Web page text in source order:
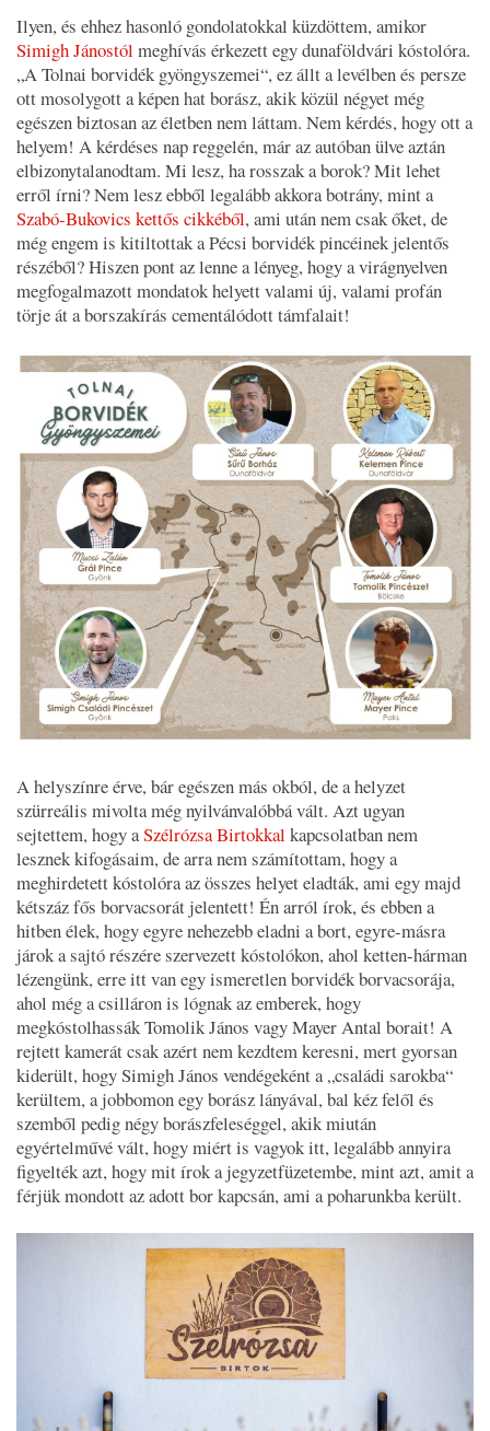
Ilyen, és ehhez hasonló gondolatokkal küzdöttem, amikor
Simigh Jánostól meghívás érkezett egy dunaföldvári kóstolóra.
„A Tolnai borvidék gyöngyszemei“, ez állt a levélben és persze
ott mosolygott a képen hat borász, akik közül négyet még
egészen biztosan az életben nem láttam. Nem kérdés, hogy ott a
helyem! A kérdéses nap reggelén, már az autóban ülve aztán
elbizonytalanodtam. Mi lesz, ha rosszak a borok? Mit lehet
erről írni? Nem lesz ebből legalább akkora botrány, mint a
Szabó-Bukovics kettős cikkéből, ami után nem csak őket, de
még engem is kitiltottak a Pécsi borvidék pincéinek jelentős
részéből? Hiszen pont az lenne a lényeg, hogy a virágnyelven
megfogalmazott mondatok helyett valami új, valami profán
törje át a borszakírás cementálódott támfalait!
A helyszínre érve, bár egészen más okból, de a helyzet
szürreális mivolta még nyilvánvalóbbá vált. Azt ugyan
sejtettem, hogy aSzélrózsa Birtokkal kapcsolatban nem
lesznek kifogásaim, de arra nem számítottam, hogy a
meghirdetett kóstolóra az összes helyet eladták, ami egy majd
kétszáz fős borvacsorát jelentett! Én arról írok, és ebben a
hitben élek, hogy egyre nehezebb eladni a bort, egyre-másra
járok a sajtó részére szervezett kóstolókon, ahol ketten-hárman
lézengünk, erre itt van egy ismeretlen borvidék borvacsorája,
ahol még a csilláron is lógnak az emberek, hogy
megkóstolhassák Tomolik János vagy Mayer Antal borait! A
rejtett kamerát csak azért nem kezdtem keresni, mert gyorsan
kiderült, hogy Simigh János vendégeként a „családi sarokba“
kerültem, a jobbomon egy borász lányával, bal kéz felől és
szemből pedig négy borászfeleséggel, akik miután
egyértelművé vált, hogy miért is vagyok itt, legalább annyira
figyelték azt, hogy mit írok a jegyzetfüzetembe, mint azt, amit a
férjük mondott az adott bor kapcsán, ami a poharunkba került.